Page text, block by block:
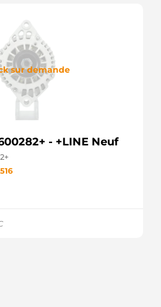
sur demande
- +LINE Neuf